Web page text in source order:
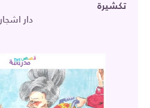
تكشيرة
دار اشجار